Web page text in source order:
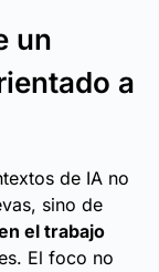
un
a
de IA no
sino de
el trabajo
El foco no